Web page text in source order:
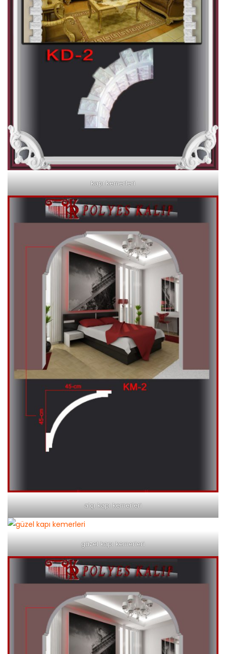
kapı kemerleri
alçı kapı kemerleri
güzel kapı kemerleri